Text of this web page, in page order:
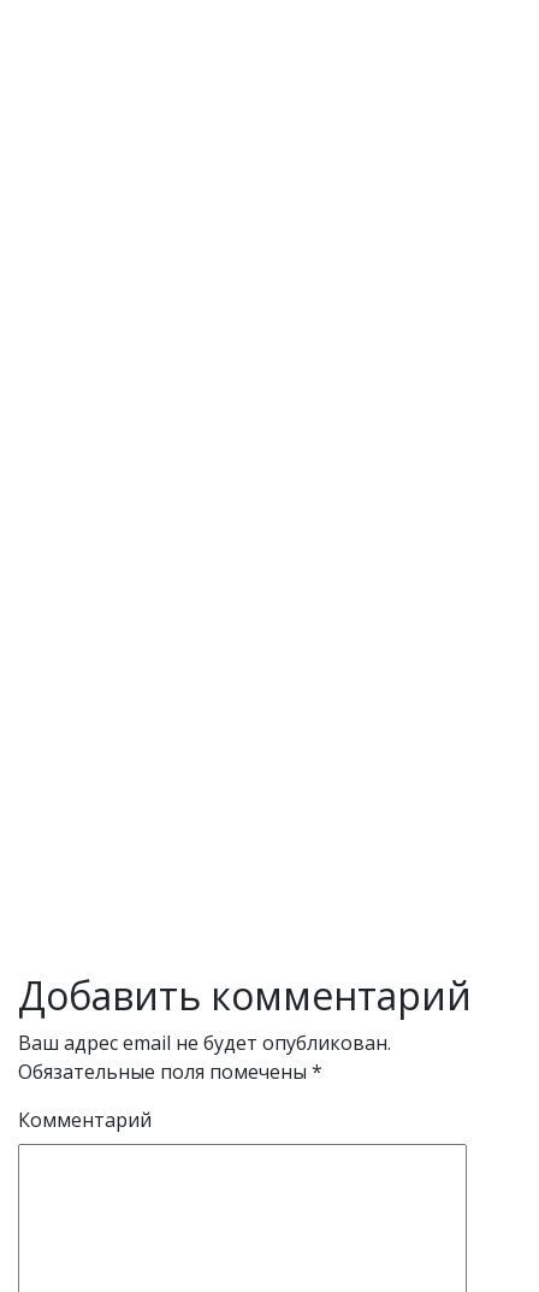
Добавить комментарий
Ваш адрес email не будет опубликован.
Обязательные поля помечены *
Комментарий